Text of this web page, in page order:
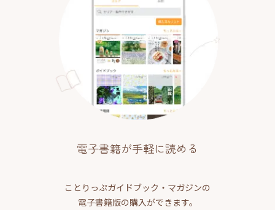
電子書籍が手軽に読める
ことりっぷガイドブック・マガジンの
電子書籍版の購入ができます。